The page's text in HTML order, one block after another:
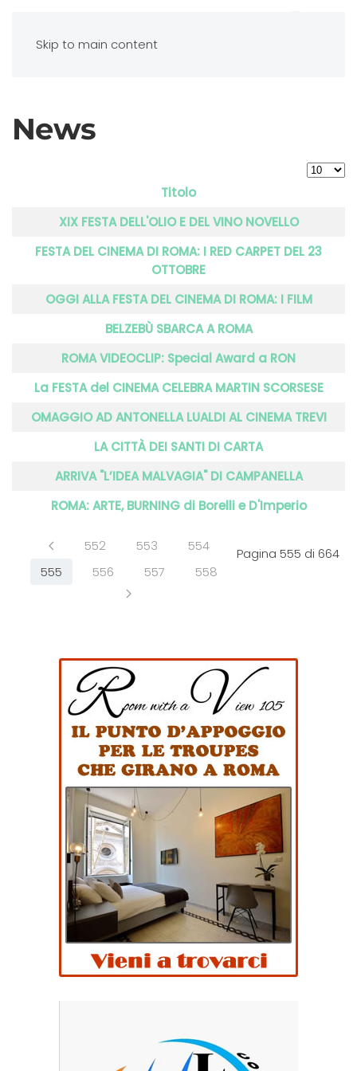
Skip to main content
News
Titolo
XIX FESTA DELL'OLIO E DEL VINO NOVELLO
FESTA DEL CINEMA DI ROMA: I RED CARPET DEL 23
OTTOBRE
OGGI ALLA FESTA DEL CINEMA DI ROMA: I FILM
BELZEBÙ SBARCA A ROMA
ROMA VIDEOCLIP: Special Award a RON
La FESTA del CINEMA CELEBRA MARTIN SCORSESE
OMAGGIO AD ANTONELLA LUALDI AL CINEMA TREVI
LA CITTÀ DEI SANTI DI CARTA
ARRIVA "L’IDEA MALVAGIA" DI CAMPANELLA
ROMA: ARTE, BURNING di Borelli e D'Imperio
Pagina 555 di 664
552 553
554
555
556 557 558